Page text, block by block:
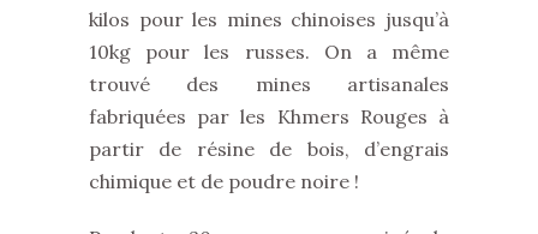
kilos pour les mines chinoises jusqu’à
10kg pour les russes. On a même
trouvé des mines artisanales
fabriquées par les Khmers Rouges à
partir de résine de bois, d’engrais
chimique et de poudre noire !